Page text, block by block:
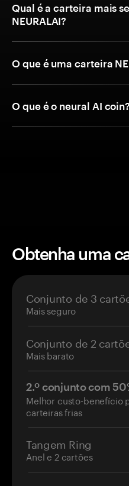
Qual é a carteira mais
NEURALAI?
O que é uma carteira
O que é o neural AI coin?
Obtenha uma
Conjunto de 3
Mais seguro
Conjunto de 2
Mais barato
2.º conjunto com
Melhor custo-benefício
carteiras frias
Tangem Ring
Anel e 2 cartões